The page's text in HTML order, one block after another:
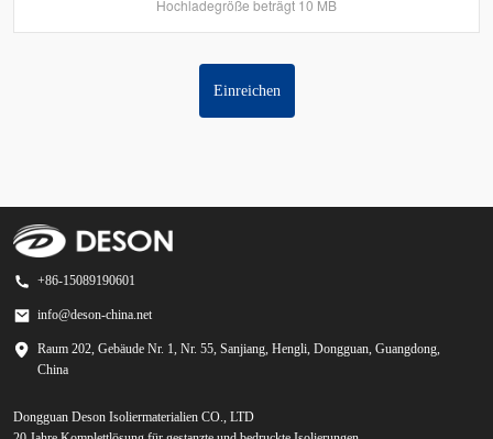
Hochladegröße beträgt 10 MB
Einreichen
+86-15089190601
info@deson-china.net
Raum 202, Gebäude Nr. 1, Nr. 55, Sanjiang, Hengli, Dongguan, Guangdong,
China
Dongguan Deson Isoliermaterialien CO., LTD